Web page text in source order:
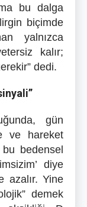
bu dalga
biçimde
yalnızca
kalır;
dedi.
gün
ve hareket
bedensel
diye
azalır. Yine
demek